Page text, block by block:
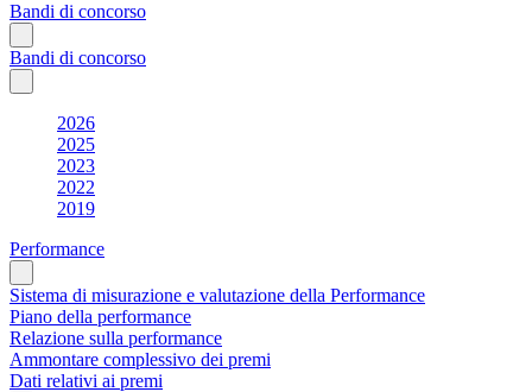
Bandi di concorso
Bandi di concorso
2026
2025
2023
2022
2019
Performance
Sistema di misurazione e valutazione della Performance
Piano della performance
Relazione sulla performance
Ammontare complessivo dei premi
Dati relativi ai premi